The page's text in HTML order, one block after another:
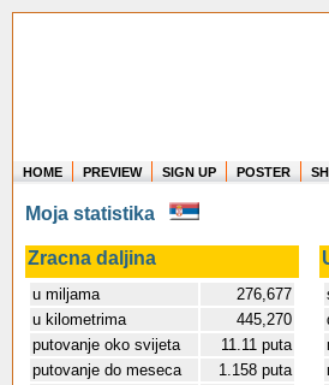
Create
HOME PREVIEW SIGN UP POSTER
Moja statistika
Zracna daljina
u miljama
276,677
u kilometrima
445,270
putovanje oko svijeta
11.11 puta
putovanje do meseca
1.158 puta